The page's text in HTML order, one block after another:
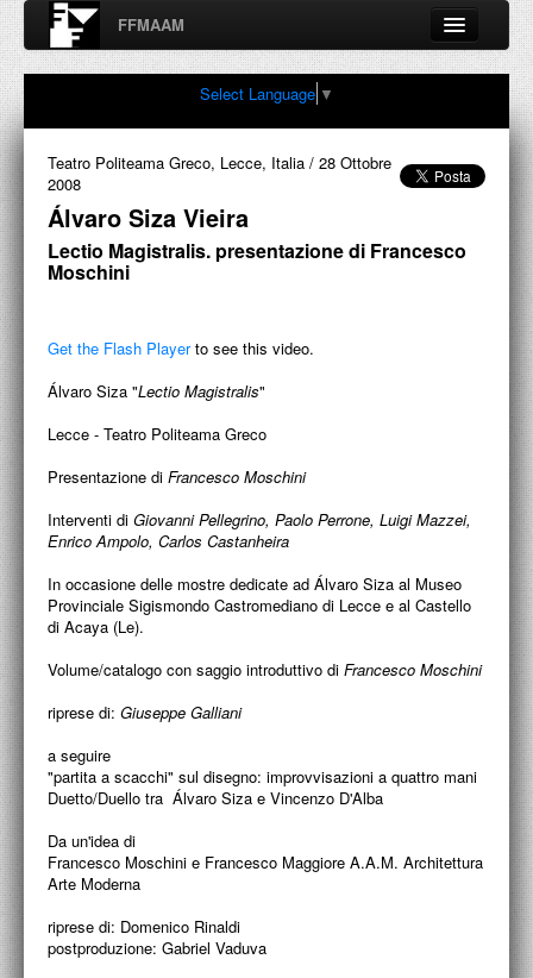
FFMAAM
Fondo Francesco Moschini
A.A.M. Architettura Arte Moderna
Percorsi, nodi, sconfinamenti e contaminazioni tra Arte,
FFMAAM
PUBBLICAZIONI
ACCADEMIA NAZIONALE DI SAN LUCA
I.E.D. / ROMA
POLITECNICO DI BARI
RECENSIONI GENERALI
MOSTRE
ARTISTI
DUETTI / DUELLI
Select Language ▼
Teatro Politeama Greco, Lecce, Italia / 28 Ottobre
2008
Álvaro Siza Vieira
Lectio Magistralis. presentazione di Francesco
Moschini
Get the Flash Playerto see this video.
Álvaro Siza "Lectio Magistralis"
Lecce - Teatro Politeama Greco
Presentazione di Francesco Moschini
Interventi di Giovanni Pellegrino, Paolo Perrone, Luigi Mazzei,
Enrico Ampolo, Carlos Castanheira
In occasione delle mostre dedicate ad Álvaro Siza al Museo
Provinciale Sigismondo Castromediano di Lecce e al Castello
di Acaya (Le).
Volume/catalogo con saggio introduttivo di Francesco Moschini
riprese di: Giuseppe Galliani
a seguire
"partita a scacchi" sul disegno: improvvisazioni a quattro mani
Duetto/Duello tra Álvaro Siza e Vincenzo D'Alba
Da un'idea di
Francesco Moschini e Francesco Maggiore A.A.M. Architettura
Arte Moderna
riprese di: Domenico Rinaldi
postproduzione: Gabriel Vaduva